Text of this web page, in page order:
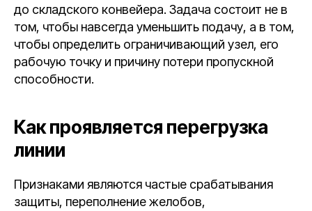
до складского конвейера. Задача состоит не в
том, чтобы навсегда уменьшить подачу, а в том,
чтобы определить ограничивающий узел, его
рабочую точку и причину потери пропускной
способности.
Как проявляется перегрузка
линии
Признаками являются частые срабатывания
защиты, переполнение желобов,